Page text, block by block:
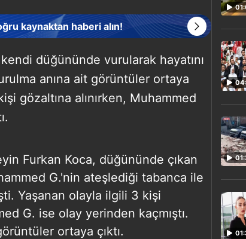
kaynaktan haberi alın!
düğününde vurularak hayatını
anına ait görüntüler ortaya
gözaltına alınırken, Muhammed
Furkan Koca, düğününde çıkan
G.'nin ateşlediği tabanca ile
Yaşanan olayla ilgili 3 kişi
G. ise olay yerinden kaçmıştı.
ortaya çıktı.